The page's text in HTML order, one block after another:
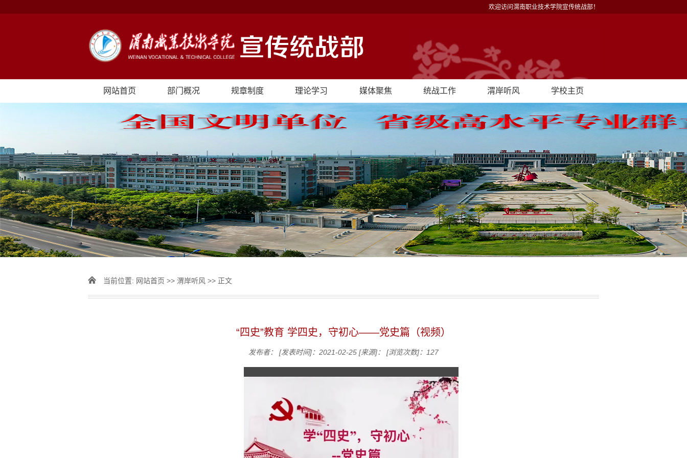
欢迎访问渭南职业技术学院宣传统战部！
网站首页 部门概况 规章制度 理论学习 媒体聚焦 统战工作 渭岸听风 学校主页
当前位置: 网站首页 >> 渭岸听风 >> 正文
“四史”教育 学四史，守初心——党史篇（视频）
发布者： [发表时间]：2021-02-25 [来源]： [浏览次数]： 127